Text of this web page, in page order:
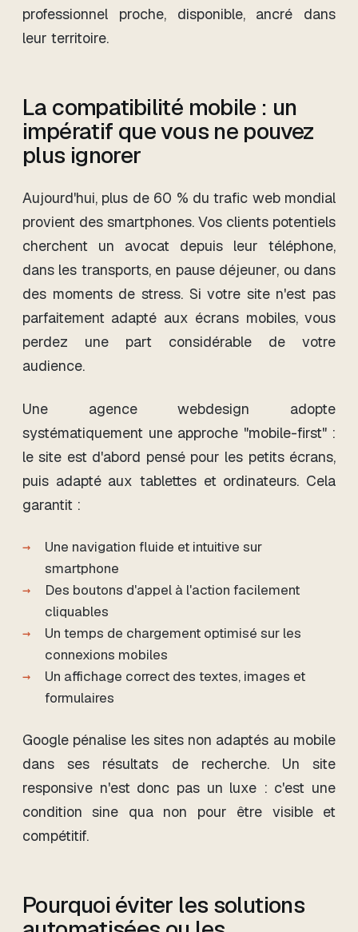
professionnel proche, disponible, ancré dans
leur territoire.
La compatibilité mobile : un
impératif que vous ne pouvez
plus ignorer
Aujourd'hui, plus de 60 % du trafic web mondial
provient des smartphones. Vos clients potentiels
cherchent un avocat depuis leur téléphone,
dans les transports, en pause déjeuner, ou dans
des moments de stress. Si votre site n'est pas
parfaitement adapté aux écrans mobiles, vous
perdez une part considérable de votre
audience.
Une agence webdesign adopte
systématiquement une approche "mobile-first" :
le site est d'abord pensé pour les petits écrans,
puis adapté aux tablettes et ordinateurs. Cela
garantit :
Une navigation fluide et intuitive sur
smartphone
Des boutons d'appel à l'action facilement
cliquables
Un temps de chargement optimisé sur les
connexions mobiles
Un affichage correct des textes, images et
formulaires
Google pénalise les sites non adaptés au mobile
dans ses résultats de recherche. Un site
responsive n'est donc pas un luxe : c'est une
condition sine qua non pour être visible et
compétitif.
Pourquoi éviter les solutions